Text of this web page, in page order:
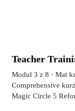
Teacher
Modul 3 z 8 · Mat
Comprehensive
Magic Circle 5